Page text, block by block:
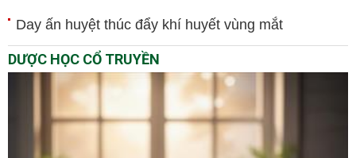
Day ấn huyệt thúc đẩy khí huyết vùng mắt
DƯỢC HỌC CỔ TRUYỀN